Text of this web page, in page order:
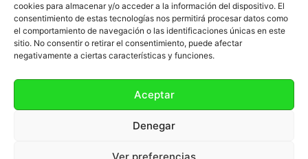
cookies para almacenar y/o acceder a la información del dispositivo. El
consentimiento de estas tecnologías nos permitirá procesar datos como
el comportamiento de navegación o las identificaciones únicas en este
sitio. No consentir o retirar el consentimiento, puede afectar
negativamente a ciertas características y funciones.
Aceptar
Denegar
Ver preferencias
SOBRE NOSOTROS